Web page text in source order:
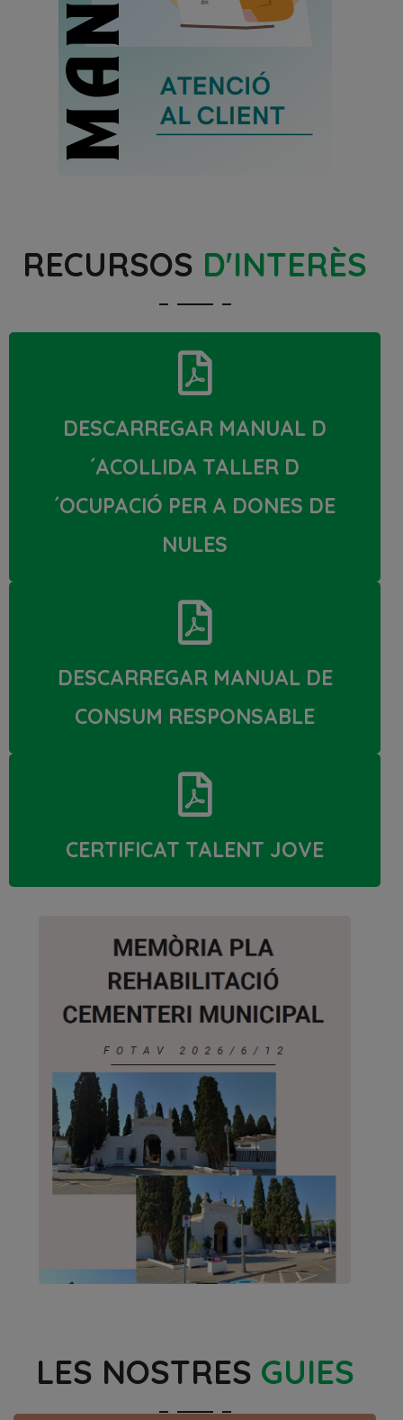
RECURSOS D'INTERÈS
DESCARREGAR MANUAL D
´ACOLLIDA TALLER D
´OCUPACIÓ PER A DONES DE
NULES
DESCARREGAR MANUAL DE
CONSUM RESPONSABLE
CERTIFICAT TALENT JOVE
LES NOSTRES GUIES